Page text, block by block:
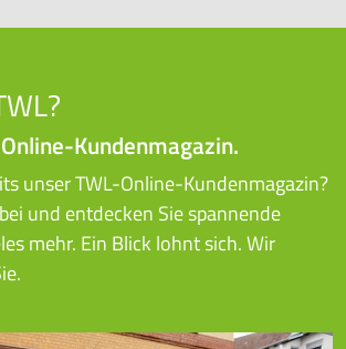
Kundenmagazin.
unser TWL-Online-Kundenmagazin?
und entdecken Sie spannende
mehr. Ein Blick lohnt sich. Wir